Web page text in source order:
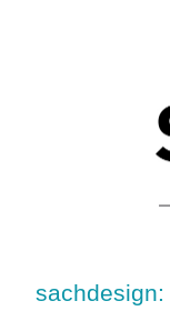
sachdesign: